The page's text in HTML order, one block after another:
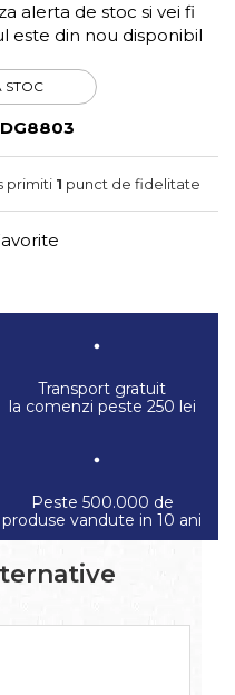
alerta de stoc si vei fi
este din nou disponibil
STOC
primiti 1 punct de fidelitate
Transport gratuit
la comenzi peste 250 lei
Peste 500.000 de
produse vandute in 10 ani